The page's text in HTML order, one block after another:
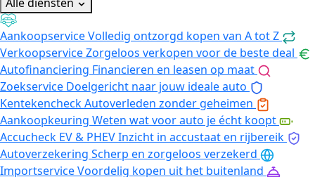
AankoopserviceVolledig ontzorgd kopen van A tot Z
VerkoopserviceZorgeloos verkopen voor de beste deal
Autofinanciering Financieren en leasen op maat
Zoekservice Doelgericht naar jouw ideale auto
KentekencheckAutoverleden zonder geheimen
Aankoopkeuring Weten wat voor auto je écht koopt
Accucheck EV & PHEVInzicht in accustaat en rijbereik
Autoverzekering Scherp en zorgeloos verzekerd
ImportserviceVoordelig kopen uit het buitenland